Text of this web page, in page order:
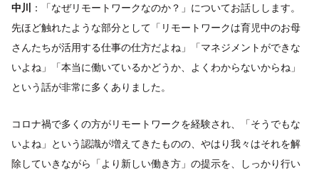
中川
：「なぜリモートワークなのか？」についてお話しします。
先ほど触れたような部分として「リモートワークは育児中のお母
さんたちが活用する仕事の仕方だよね」「マネジメントができな
いよね」「本当に働いているかどうか、よくわからないからね」
という話が非常に多くありました。
コロナ禍で多くの方がリモートワークを経験され、「そうでもな
いよね」という認識が増えてきたものの、やはり我々はそれを解
除していきながら「より新しい働き方」の提示を、しっかり行い